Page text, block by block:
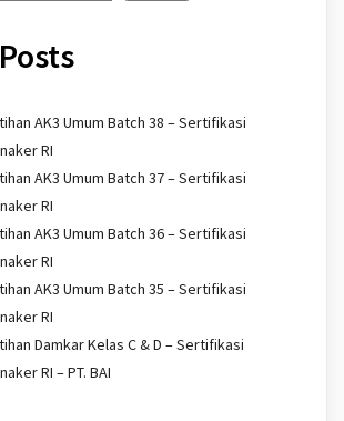
AK3 Umum Batch 38 – Sertifikasi
RI
AK3 Umum Batch 37 – Sertifikasi
RI
AK3 Umum Batch 36 – Sertifikasi
RI
AK3 Umum Batch 35 – Sertifikasi
RI
Damkar Kelas C & D – Sertifikasi
RI – PT. BAI